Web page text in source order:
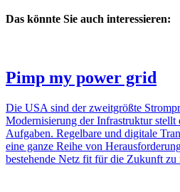
Das könnte Sie auch interessieren:
Pimp my power grid
Die USA sind der zweit­größte
Moder­ni­sie­rung der Infra­struktur
Aufgaben. Regel­bare und digi­tale
eine ganze Reihe von
bestehende Netz fit für die Zukunft zu